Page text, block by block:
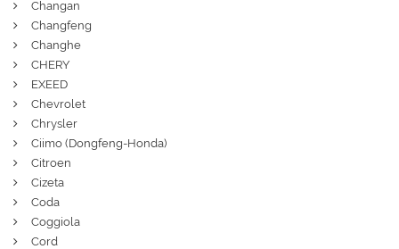
Changan
Changfeng
Changhe
CHERY
EXEED
Chevrolet
Chrysler
Ciimo (Dongfeng-Honda)
Citroen
Cizeta
Coda
Coggiola
Cord